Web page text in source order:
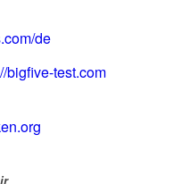
de
bigfive-test.com